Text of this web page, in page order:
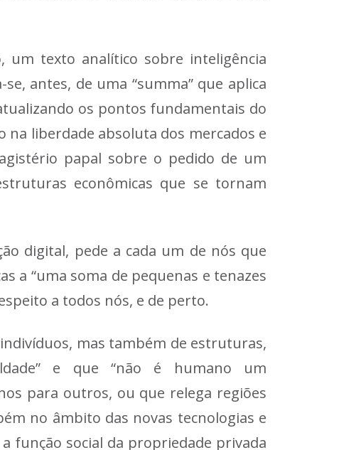
um texto analítico sobre inteligência
antes, de uma “summa” que aplica
os pontos fundamentais do
liberdade absoluta dos mercados e
papal sobre o pedido de um
econômicas que se tornam
digital, pede a cada um de nós que
a “uma soma de pequenas e tenazes
a todos nós, e de perto.
mas também de estruturas,
e que “não é humano um
para outros, ou que relega regiões
no âmbito das novas tecnologias e
função social da propriedade privada